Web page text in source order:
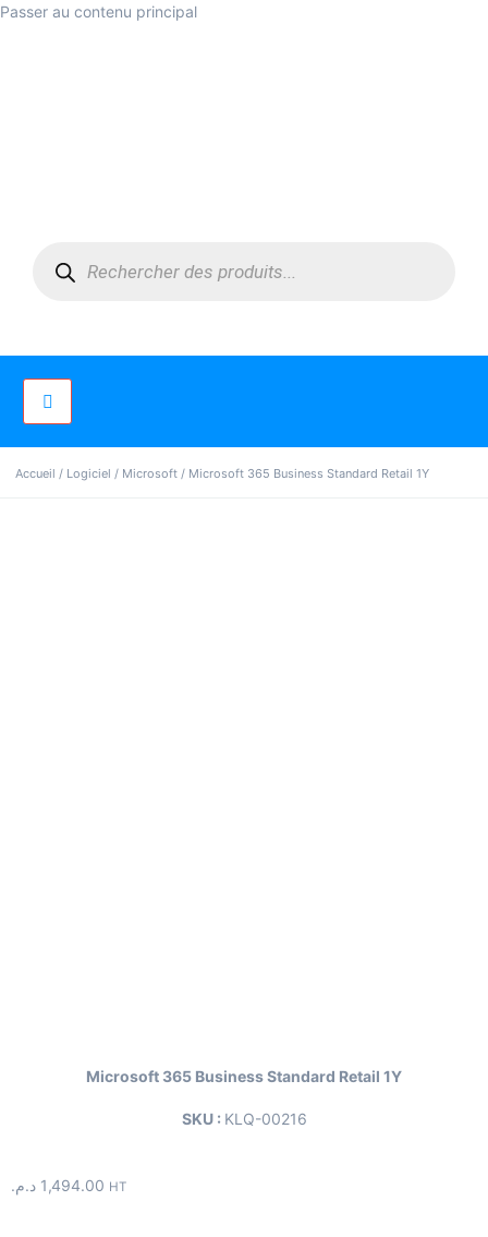
Passer au contenu principal
Accueil / Logiciel / Microsoft / Microsoft 365 Business Standard Retail 1Y
Microsoft 365 Business Standard Retail 1Y
SKU : KLQ-00216
1,494.00 د.م. HT